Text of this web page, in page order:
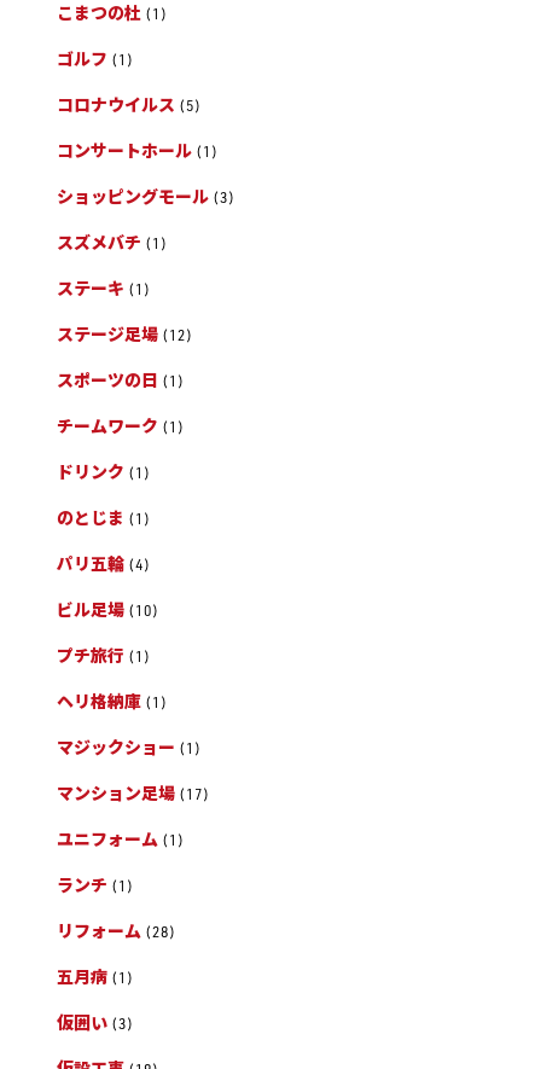
こまつの杜 (1)
ゴルフ (1)
コロナウイルス (5)
コンサートホール (1)
ショッピングモール (3)
スズメバチ (1)
ステーキ (1)
ステージ足場 (12)
スポーツの日 (1)
チームワーク (1)
ドリンク (1)
のとじま (1)
パリ五輪 (4)
ビル足場 (10)
プチ旅行 (1)
ヘリ格納庫 (1)
マジックショー (1)
マンション足場 (17)
ユニフォーム (1)
ランチ (1)
リフォーム (28)
五月病 (1)
仮囲い (3)